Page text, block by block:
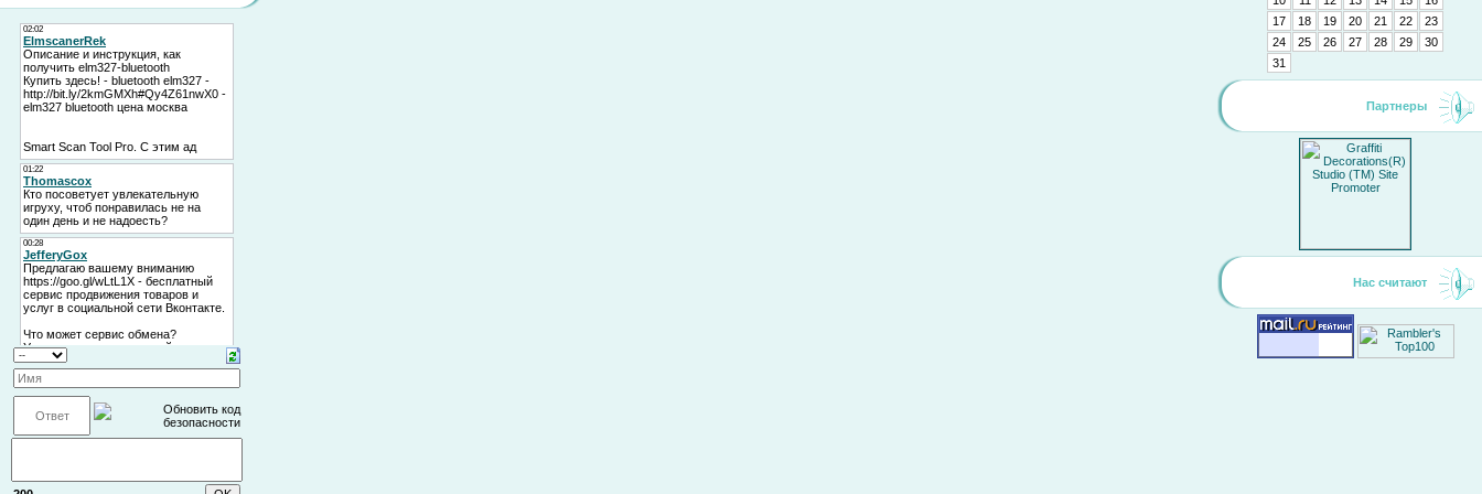
17
18 19 20 21 22
23
24
25 26 27 28 29
30
31
Партнеры
Нас считают